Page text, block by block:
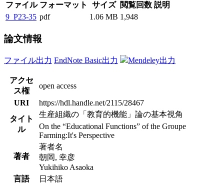
ファイル フォーマット サイズ 閲覧回数 説明
9_P23-35 pdf 1.06 MB 1,948
論文情報
ファイル出力 EndNote Basic出力 Mendeley出力
アクセ
ス権
open access
URI
https://hdl.handle.net/2115/28467
タイト
ル
生産組織の「教育的機能」論の基本視角
On the “Educational Functions” of the Groupe
Farming:It's Perspective
著者
著者名
朝岡, 幸彦
Yukihiko Asaoka
言語
日本語